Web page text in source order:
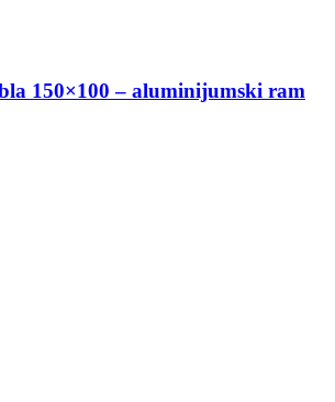
150×100 – aluminijumski ram